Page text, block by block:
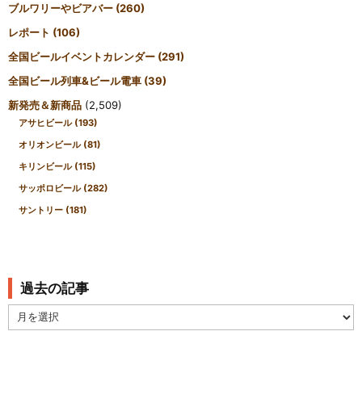
ブルワリーやビアバー (260)
レポート (106)
全国ビールイベントカレンダー (291)
全国ビール列車&ビール電車 (39)
新発売＆新商品 (2,509)
アサヒビール (193)
オリオンビール (81)
キリンビール (115)
サッポロビール (282)
サントリー (181)
過去の記事
去